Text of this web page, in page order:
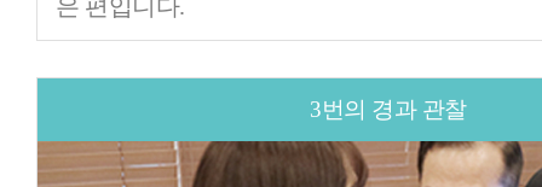
은 편입니다.
3번의 경과 관찰